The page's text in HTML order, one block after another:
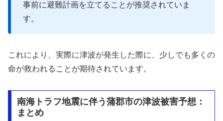
事前に避難計画を立てることが推奨されていま
す。
これにより、実際に津波が発生した際に、少しでも多くの
命が救われることが期待されています。
南海トラフ地震に伴う蒲郡市の津波被害予想：
まとめ